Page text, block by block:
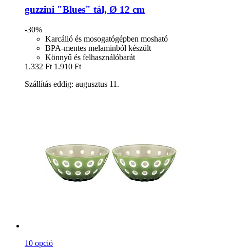
guzzini "Blues" tál, Ø 12 cm
-30%
Karcálló és mosogatógépben mosható
BPA-mentes melaminból készült
Könnyű és felhasználóbarát
1.332 Ft 1.910 Ft
Szállítás eddig: augusztus 11.
10 opció